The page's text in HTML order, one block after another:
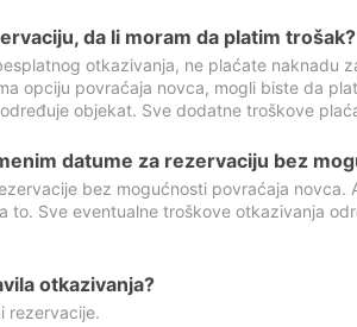
da li moram da platim trošak?
otkazivanja, ne plaćate naknadu
opciju povraćaja novca, mogli biste da
objekat. Sve dodatne troškove
datume za rezervaciju bez
bez mogućnosti povraćaja novca.
to. Sve eventualne troškove otkazivanja
otkazivanja?
rezervacije.